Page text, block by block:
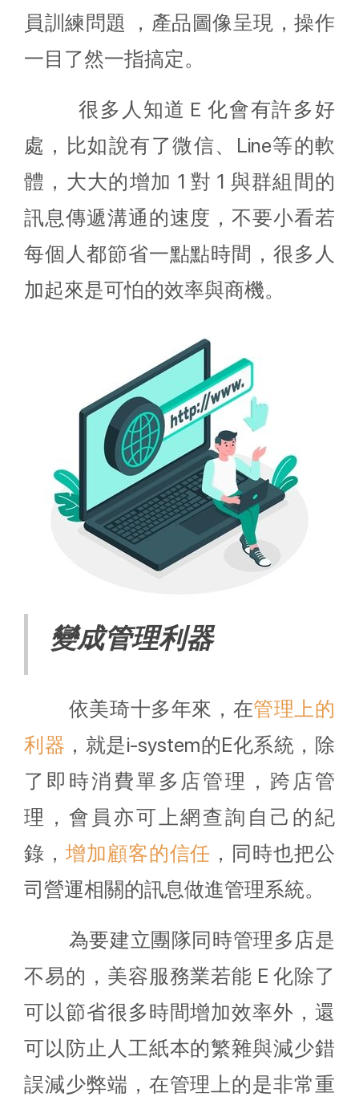
員訓練問題 ，產品圖像呈現，操作
一目了然一指搞定。
很多人知道Ｅ化會有許多好
處，比如說有了微信、Line等的軟
體，大大的增加 1 對 1 與群組間的
訊息傳遞溝通的速度，不要小看若
每個人都節省一點點時間，很多人
加起來是可怕的效率與商機。
變成管理利器
依美琦十多年來，在管理上的
利器 ，就是i-system的E化系統，除
了即時消費單多店管理，跨店管
理，會員亦可上網查詢自己的紀
錄， 增加顧客的信任 ，同時也把公
司營運相關的訊息做進管理系統。
為要建立團隊同時管理多店是
不易的，美容服務業若能 E 化除了
可以節省很多時間增加效率外，還
可以防止人工紙本的繁雜與減少錯
誤減少弊端，在管理上的是非常重